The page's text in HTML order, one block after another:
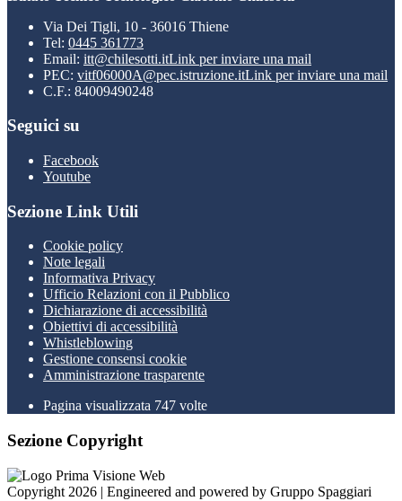
Via Dei Tigli, 10 - 36016 Thiene
Tel: 0445 361773
Email: itt@chilesotti.itLink per inviare una mail
PEC: vitf06000A@pec.istruzione.itLink per inviare una mail
C.F.: 84009490248
Seguici su
Facebook
Youtube
Sezione Link Utili
Cookie policy
Note legali
Informativa Privacy
Ufficio Relazioni con il Pubblico
Dichiarazione di accessibilità
Obiettivi di accessibilità
Whistleblowing
Gestione consensi cookie
Amministrazione trasparente
Pagina visualizzata 747 volte
Sezione Copyright
Copyright 2026 | Engineered and powered by Gruppo Spaggiari